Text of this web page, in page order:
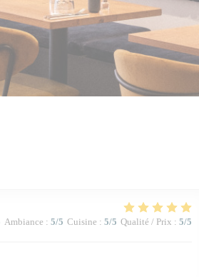
Ambiance : 5/5 Cuisine : 5/5 Qualité / Prix : 5/5